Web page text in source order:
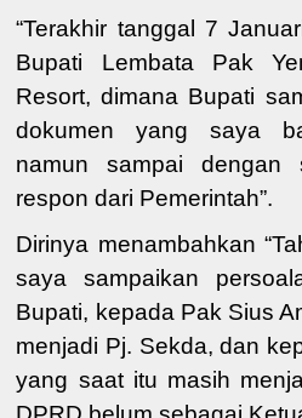
“Terakhir tanggal 7
Bupati Lembata Pak
Resort, dimana Bupati
dokumen yang saya
namun sampai
respon dari Pemerintah”.
Dirinya menambahkan
saya sampaikan
Bupati, kepada Pak Sius
menjadi Pj. Sekda, dan
yang saat itu masih